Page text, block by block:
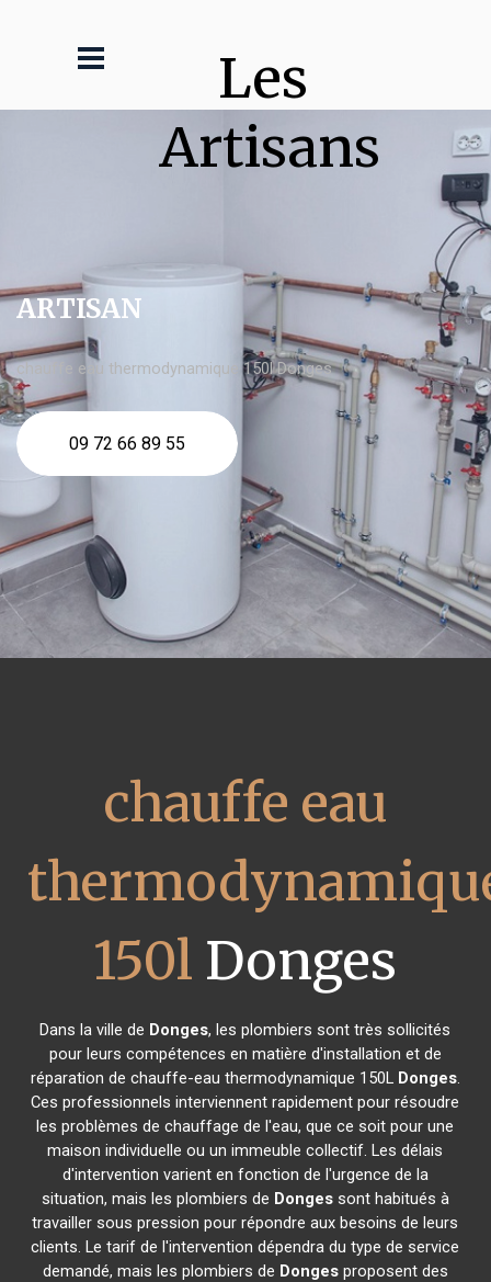
Les
Artisans
ARTISAN
chauffe eau thermodynamique 150l Donges
09 72 66 89 55
chauffe eau
150l Donges
Dans la ville de Donges, les plombiers sont très sollicités
pour leurs compétences en matière d'installation et de
réparation de chauffe-eau thermodynamique 150L Donges.
Ces professionnels interviennent rapidement pour résoudre
les problèmes de chauffage de l'eau, que ce soit pour une
maison individuelle ou un immeuble collectif. Les délais
d'intervention varient en fonction de l'urgence de la
situation, mais les plombiers de Dongessont habitués à
travailler sous pression pour répondre aux besoins de leurs
clients. Le tarif de l'intervention dépendra du type de service
demandé, mais les plombiers de Dongesproposent des